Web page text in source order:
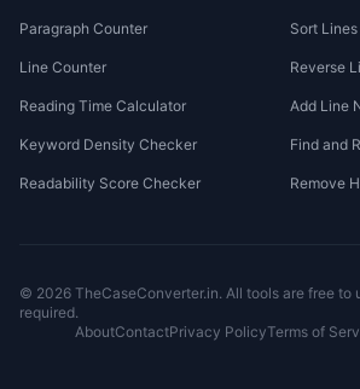
Paragraph Counter
Line Counter
Reading Time Calculator
Keyword Density Checker
Readability Score Checker
Sort
Reverse
Add Line
Find and
Remove
© 2026 TheCaseConverter.in. All tools are free to
required.
AboutContactPrivacy PolicyTerms of